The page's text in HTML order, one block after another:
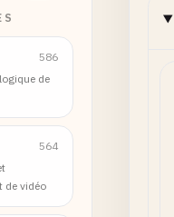
586
de
564
de vidéo